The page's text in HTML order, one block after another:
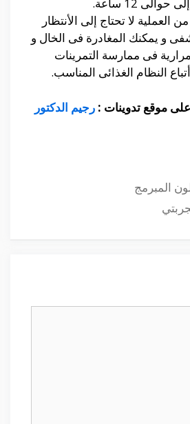
من العملية لا تحتاج إلى الأنتظار
و يمكنك المغادرة فى الخال و
فى ممارسة التمرينات
النظام الغذائى المناسب.
موقع تدوينات : رجيم الدكتور
المبرمج